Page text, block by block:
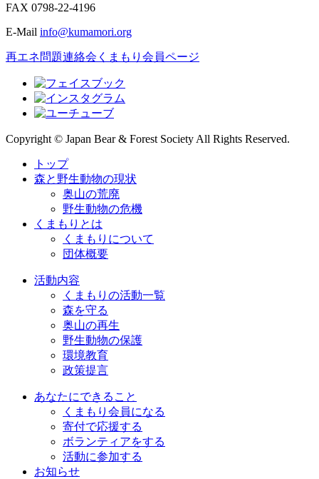
FAX 0798-22-4196
E-Mail info@kumamori.org
再エネ問題連絡会 くまもり会員ページ
Copyright © Japan Bear & Forest Society All Rights Reserved.
トップ
森と野生動物の現状
奥山の荒廃
野生動物の危機
くまもりとは
くまもりについて
団体概要
活動内容
くまもりの活動一覧
森を守る
奥山の再生
野生動物の保護
環境教育
政策提言
あなたにできること
くまもり会員になる
寄付で応援する
ボランティアをする
活動に参加する
お知らせ